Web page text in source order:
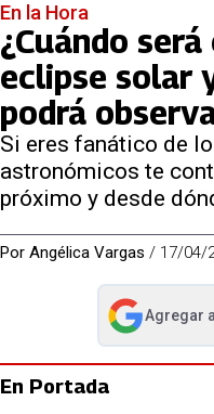
En la Hora
¿Cuándo
eclipse solar
podrá
Si eres fanático de
astronómicos te
próximo y desde
Por Angélica Vargas / 17/04/
Agregar a
abre en nueva
En Portada